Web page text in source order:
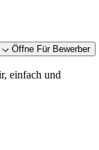
Öffne Für Bewerber
einfach und